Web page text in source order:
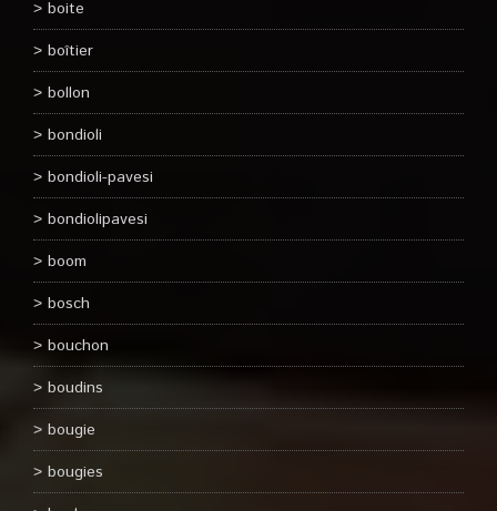
boite
boîtier
bollon
bondioli
bondioli-pavesi
bondiolipavesi
boom
bosch
bouchon
boudins
bougie
bougies